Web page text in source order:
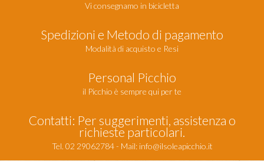
Vi consegnamo in bicicletta
Spedizioni e Metodo di pagamento
Modalità di acquisto e Resi
Personal Picchio
il Picchio è sempre qui per te
Contatti: Per suggerimenti, assistenza o
richieste particolari.
Tel. 02 29062784 - Mail: info@ilsoleapicchio.it